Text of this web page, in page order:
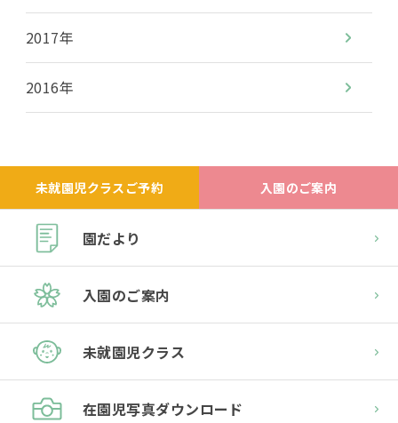
2017年
2016年
未就園児クラスご予約 入園のご案内
園だより
入園のご案内
未就園児クラス
在園児写真ダウンロード